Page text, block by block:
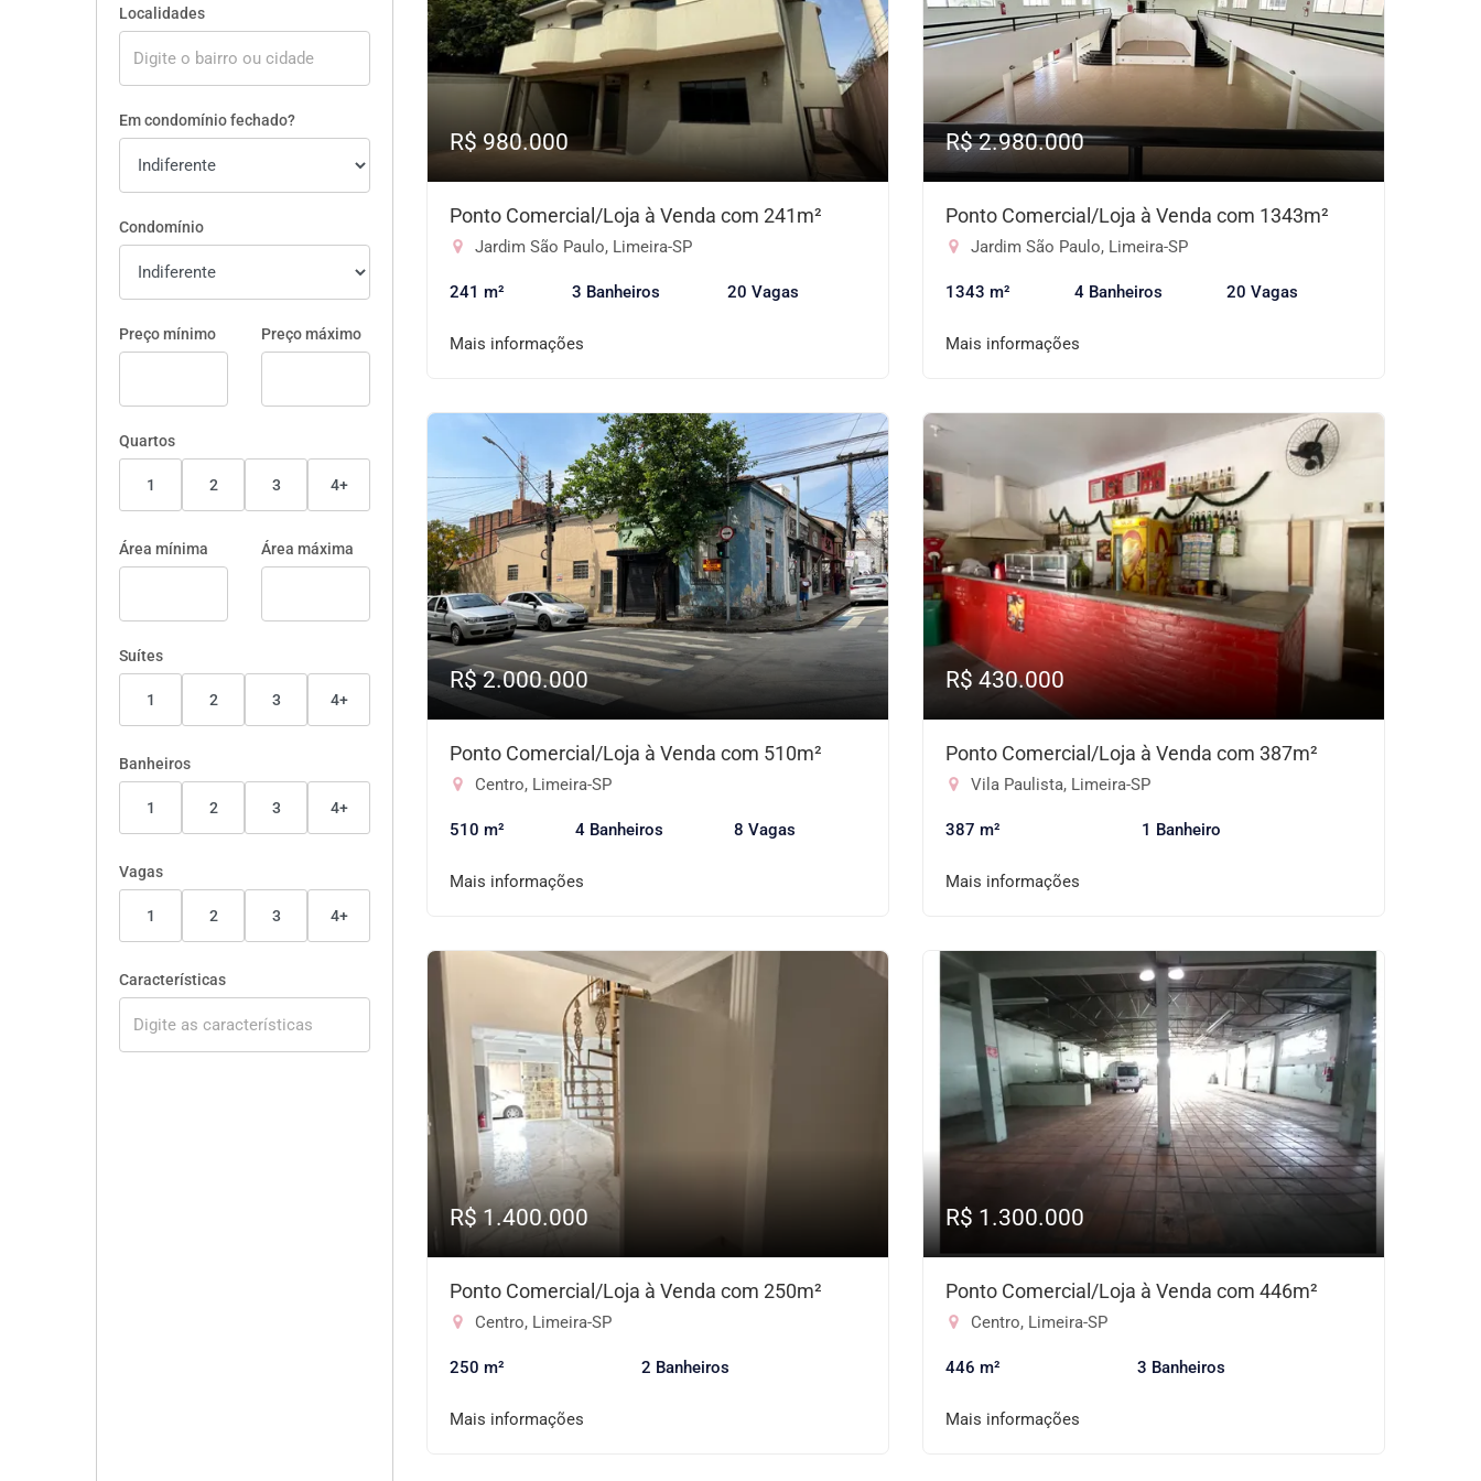
Localidades
Em condomínio fechado?
Condomínio
Preço mínimo Preço máximo
Quartos
1 2 3 4+
Área mínima Área máxima
Suítes
1 2 3 4+
Banheiros
1 2 3 4+
Vagas
1 2 3 4+
Características
R$ 980.000
Ponto Comercial/Loja à Venda com 241m²
Jardim São Paulo, Limeira-SP
241 m² 3 Banheiros 20 Vagas
Mais informações
R$ 2.980.000
Ponto Comercial/Loja à Venda com 1343m²
Jardim São Paulo, Limeira-SP
1343 m² 4 Banheiros 20 Vagas
Mais informações
R$ 2.000.000
Ponto Comercial/Loja à Venda com 510m²
Centro, Limeira-SP
510 m² 4 Banheiros 8 Vagas
Mais informações
R$ 430.000
Ponto Comercial/Loja à Venda com 387m²
Vila Paulista, Limeira-SP
387 m² 1 Banheiro
Mais informações
R$ 1.400.000
Ponto Comercial/Loja à Venda com 250m²
Centro, Limeira-SP
250 m² 2 Banheiros
Mais informações
R$ 1.300.000
Ponto Comercial/Loja à Venda com 446m²
Centro, Limeira-SP
446 m² 3 Banheiros
Mais informações